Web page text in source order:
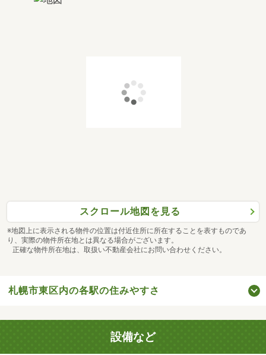
スクロール地図を見る
※地図上に表示される物件の位置は付近住所に所在することを表すものであ
り、実際の物件所在地とは異なる場合がございます。
正確な物件所在地は、取扱い不動産会社にお問い合わせください。
札幌市東区内の各駅の住みやすさ
設備など